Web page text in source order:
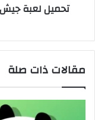
مقالات ذات صلة